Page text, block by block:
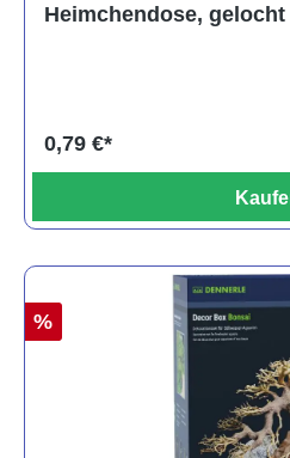
Heimchendose,
0,79 €*
%